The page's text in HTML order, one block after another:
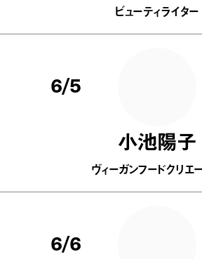
ビューティライター
6/5
小池陽子
ヴィーガンフードクリエ
6/6